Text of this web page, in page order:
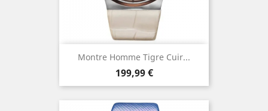
Montre Homme Tigre Cuir...
Prix
199,99 €